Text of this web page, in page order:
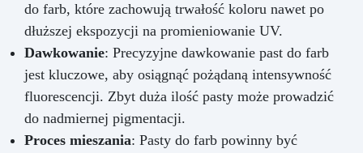
do farb, które zachowują trwałość koloru nawet po
dłuższej ekspozycji na promieniowanie UV.
Dawkowanie: Precyzyjne dawkowanie past do farb
jest kluczowe, aby osiągnąć pożądaną intensywność
fluorescencji. Zbyt duża ilość pasty może prowadzić
do nadmiernej pigmentacji.
Proces mieszania: Pasty do farb powinny być